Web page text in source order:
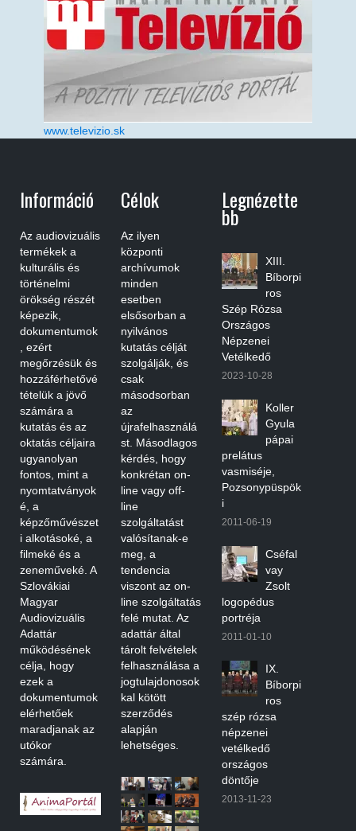
www.televizio.sk
Információ
Az audiovizuális
termékek a
kulturális és
történelmi
örökség részét
képezik,
dokumentumok
, ezért
megőrzésük és
hozzáférhetővé
tételük a jövő
számára a
kutatás és az
oktatás céljaira
ugyanolyan
fontos, mint a
nyomtatványok
é, a
képzőművészet
i alkotásoké, a
filmeké és a
zeneműveké. A
Szlovákiai
Magyar
Audiovizuális
Adattár
működésének
célja, hogy
ezek a
dokumentumok
elérhetőek
maradjanak az
utókor
számára.
Célok
Az ilyen
központi
archívumok
minden
esetben
elsősorban a
nyilvános
kutatás célját
szolgálják, és
csak
másodsorban
az
újrafelhasználá
st. Másodlagos
kérdés, hogy
konkrétan on-
line vagy off-
line
szolgáltatást
valósítanak-e
meg, a
tendencia
viszont az on-
line szolgáltatás
felé mutat. Az
adattár által
tárolt felvételek
felhasználása a
jogtulajdonosok
kal kötött
szerződés
alapján
lehetséges.
Legnézette
Bb
XIII.
Bíborpi
ros
Szép Rózsa
Országos
Népzenei
Vetélkedő
2023-10-28
Koller
Gyula
pápai
prelátus
vasmiséje,
Pozsonypüspök
i
2011-06-19
Cséfal
vay
Zsolt
logopédus
portréja
2011-01-10
IX.
Bíborpi
ros
szép rózsa
népzenei
vetélkedő
országos
döntője
2013-11-23